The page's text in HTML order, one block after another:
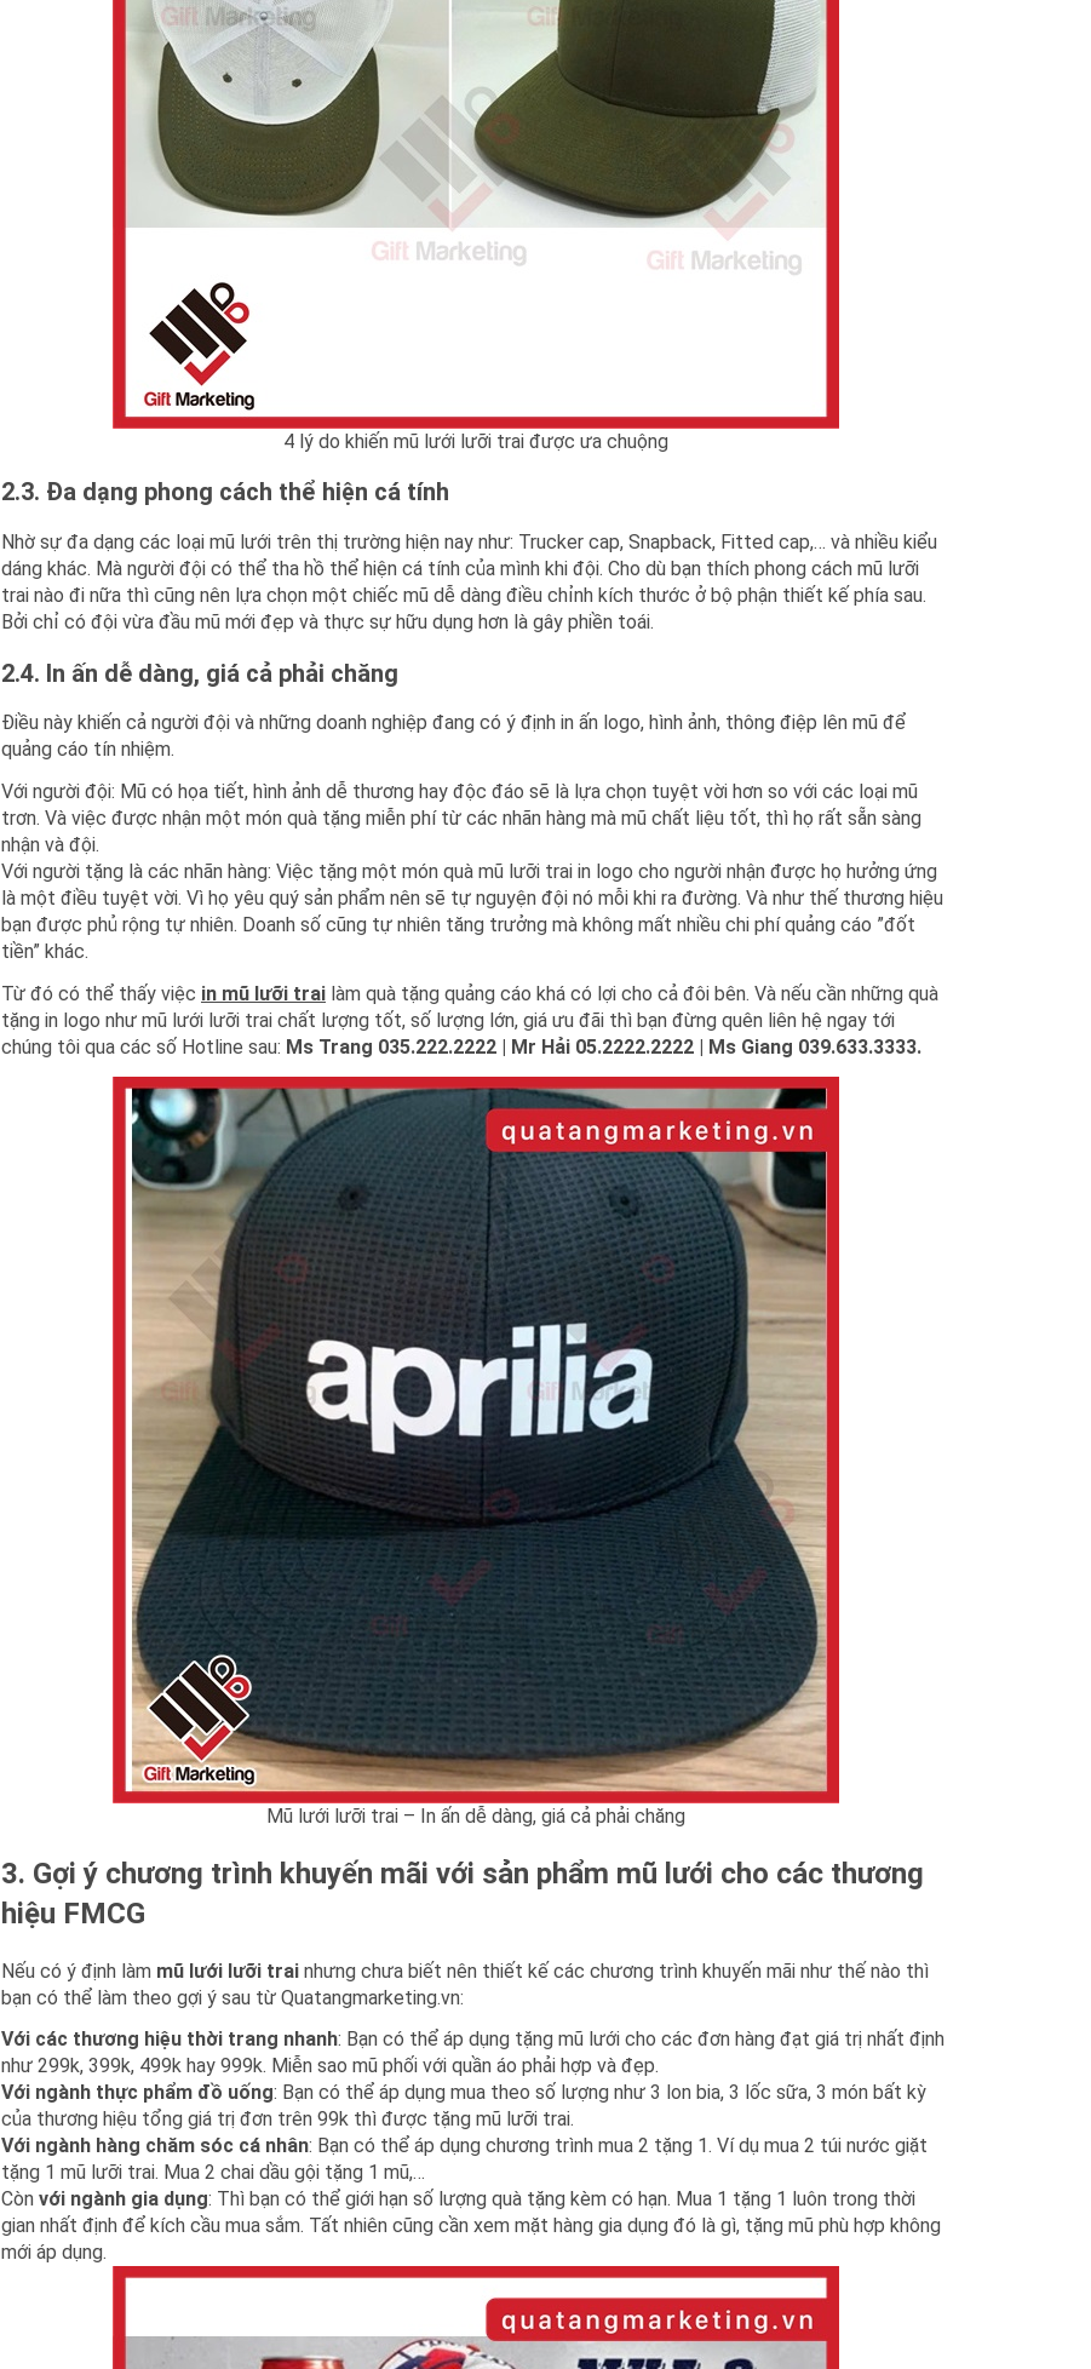
4 lý do khiến mũ lưới lưỡi trai được ưa chuộng
2.3. Đa dạng phong cách thể hiện cá tính
Nhờ sự đa dạng các loại mũ lưới trên thị trường hiện nay như: Trucker cap, Snapback, Fitted cap,… và nhiều kiểu
dáng khác. Mà người đội có thể tha hồ thể hiện cá tính của mình khi đội. Cho dù bạn thích phong cách mũ lưỡi
trai nào đi nữa thì cũng nên lựa chọn một chiếc mũ dễ dàng điều chỉnh kích thước ở bộ phận thiết kế phía sau.
Bởi chỉ có đội vừa đầu mũ mới đẹp và thực sự hữu dụng hơn là gây phiền toái.
2.4. In ấn dễ dàng, giá cả phải chăng
Điều này khiến cả người đội và những doanh nghiệp đang có ý định in ấn logo, hình ảnh, thông điệp lên mũ để
quảng cáo tín nhiệm.
Với người đội: Mũ có họa tiết, hình ảnh dễ thương hay độc đáo sẽ là lựa chọn tuyệt vời hơn so với các loại mũ
trơn. Và việc được nhận một món quà tặng miễn phí từ các nhãn hàng mà mũ chất liệu tốt, thì họ rất sẵn sàng
nhận và đội.
Với người tặng là các nhãn hàng: Việc tặng một món quà mũ lưỡi trai in logo cho người nhận được họ hưởng ứng
là một điều tuyệt vời. Vì họ yêu quý sản phẩm nên sẽ tự nguyện đội nó mỗi khi ra đường. Và như thế thương hiệu
bạn được phủ rộng tự nhiên. Doanh số cũng tự nhiên tăng trưởng mà không mất nhiều chi phí quảng cáo ”đốt
tiền” khác.
Từ đó có thể thấy việc in mũ lưỡi trai làm quà tặng quảng cáo khá có lợi cho cả đôi bên. Và nếu cần những quà
tặng in logo như mũ lưới lưỡi trai chất lượng tốt, số lượng lớn, giá ưu đãi thì bạn đừng quên liên hệ ngay tới
chúng tôi qua các số Hotline sau: Ms Trang 035.222.2222 | Mr Hải 05.2222.2222 | Ms Giang 039.633.3333.
Mũ lưới lưỡi trai – In ấn dễ dàng, giá cả phải chăng
3. Gợi ý chương trình khuyến mãi với sản phẩm mũ lưới cho các thương
hiệu FMCG
Nếu có ý định làm mũ lưới lưỡi trai nhưng chưa biết nên thiết kế các chương trình khuyến mãi như thế nào thì
bạn có thể làm theo gợi ý sau từ Quatangmarketing.vn:
Với các thương hiệu thời trang nhanh: Bạn có thể áp dụng tặng mũ lưới cho các đơn hàng đạt giá trị nhất định
như 299k, 399k, 499k hay 999k. Miễn sao mũ phối với quần áo phải hợp và đẹp.
Với ngành thực phẩm đồ uống: Bạn có thể áp dụng mua theo số lượng như 3 lon bia, 3 lốc sữa, 3 món bất kỳ
của thương hiệu tổng giá trị đơn trên 99k thì được tặng mũ lưỡi trai.
Với ngành hàng chăm sóc cá nhân: Bạn có thể áp dụng chương trình mua 2 tặng 1. Ví dụ mua 2 túi nước giặt
tặng 1 mũ lưỡi trai. Mua 2 chai dầu gội tặng 1 mũ,…
Còn với ngành gia dụng: Thì bạn có thể giới hạn số lượng quà tặng kèm có hạn. Mua 1 tặng 1 luôn trong thời
gian nhất định để kích cầu mua sắm. Tất nhiên cũng cần xem mặt hàng gia dụng đó là gì, tặng mũ phù hợp không
mới áp dụng.